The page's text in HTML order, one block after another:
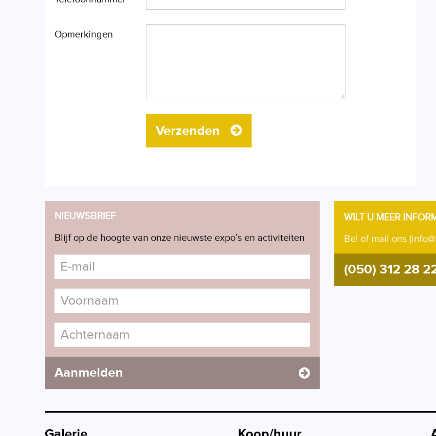
Opmerkingen
Verzenden
NIEUWSBRIEF
Blijf op de hoogte van onze nieuwste expo’s en activiteiten
Aanmelden
WILT U MEER
Bel of mail ons
(050) 312 28